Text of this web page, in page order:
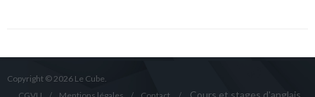
Copyright © 2026 Le Cube.
Cours et stages d'anglais